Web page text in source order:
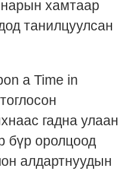
хамтаар
танилцуулсан
a Time in
гадна улаан
бүр оролцоод
алдартнуудын